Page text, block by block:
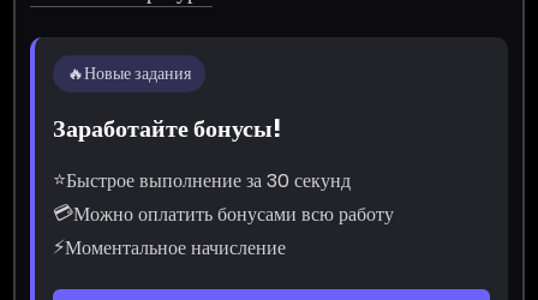
🔥Новые задания
Заработайте бонусы!
⭐Быстрое выполнение за 30 секунд
💳Можно оплатить бонусами всю работу
⚡Моментальное начисление